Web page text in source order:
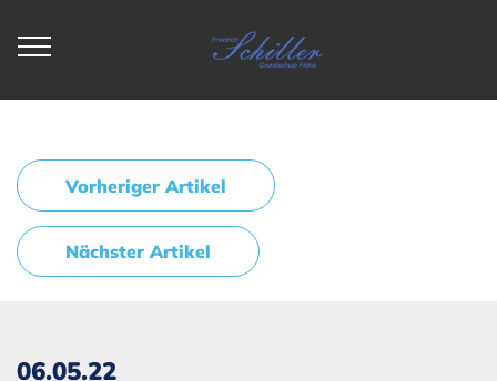
Vorheriger Artikel
Nächster Artikel
06.05.22